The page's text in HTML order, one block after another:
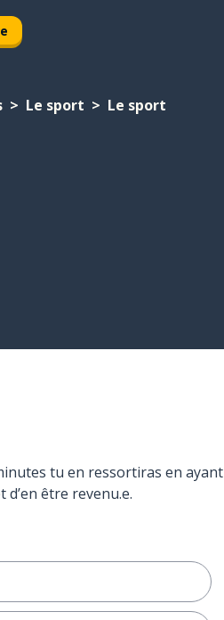
Le sport Le sport
tu en ressortiras en ayant
d’en être revenu.e.